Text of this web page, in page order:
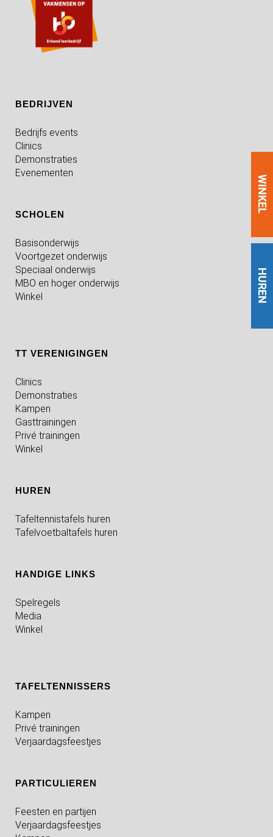
HUREN
WINKEL
BEDRIJVEN
Bedrijfs events
Clinics
Demonstraties
Evenementen
SCHOLEN
Basisonderwijs
Voortgezet onderwijs
Speciaal onderwijs
MBO en hoger onderwijs
Winkel
TT VERENIGINGEN
Clinics
Demonstraties
Kampen
Gasttrainingen
Privé trainingen
Winkel
HUREN
Tafeltennistafels huren
Tafelvoetbaltafels huren
HANDIGE LINKS
Spelregels
Media
Winkel
TAFELTENNISSERS
Kampen
Privé trainingen
Verjaardagsfeestjes
PARTICULIEREN
Feesten en partijen
Verjaardagsfeestjes